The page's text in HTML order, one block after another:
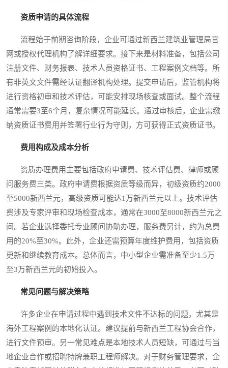
资质申请的具体流程
流程始于前期咨询阶段，企业可通过新西兰建筑业管理局官
网或授权代理机构了解详细要求。接下来是材料准备，包括公司
注册文件、财务报表、技术人员资格证书、工程案例文档等。所
有非英文文件需经认证翻译机构处理。提交申请后，监管机构将
进行资格初审和技术评估，可能安排现场核查或面试。整个流程
通常需要3至6个月，复杂情况可能延长。通过审核后，企业需缴
纳资质证书费用并签署行业行为守则，方可获得正式资质证书。
费用构成及成本分析
资质办理费用主要包括政府申请费、技术评估费、律师或顾
问服务费三类。政府申请费根据资质等级而异，初级资质约2000
至5000新西兰元，高级资质可能达1万新西兰元以上。技术评估
费涉及专家评审和现场检查成本，通常在3000至8000新西兰元之
间。若企业选择委托专业顾问协助办理，服务费另计，约为总费
用的20%至30%。此外，企业还需预算年度维护费用，包括资质
更新和继续教育成本。总体而言，中小型企业需准备至少1.5万
至3万新西兰元的初始投入。
常见问题与解决策略
许多企业在申请过程中遇到技术文件不达标的问题，尤其是
海外工程案例的本地化认证。建议提前与新西兰工程协会合作，
进行文件预审。另一常见难点是本地技术人员短缺，可通过与当
地企业合作或招聘持牌兼职工程师解决。对于财务管理要求，企